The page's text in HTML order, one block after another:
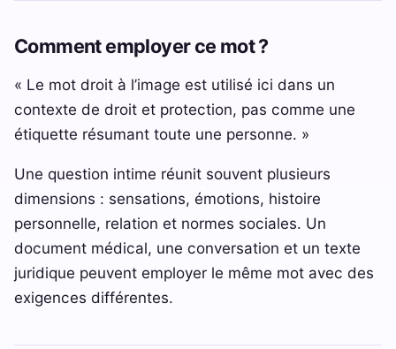
Comment employer ce mot ?
« Le mot droit à l’image est utilisé ici dans un
contexte de droit et protection, pas comme une
étiquette résumant toute une personne. »
Une question intime réunit souvent plusieurs
dimensions : sensations, émotions, histoire
personnelle, relation et normes sociales. Un
document médical, une conversation et un texte
juridique peuvent employer le même mot avec des
exigences différentes.